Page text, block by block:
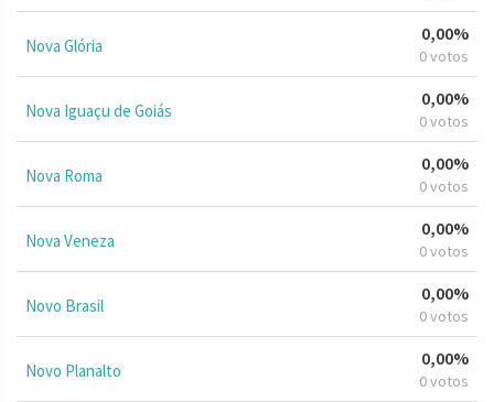
Nova Glória
0,00%
0 votos
Nova Iguaçu de Goiás
0,00%
0 votos
Nova Roma
0,00%
0 votos
Nova Veneza
0,00%
0 votos
Novo Brasil
0,00%
0 votos
Novo Planalto
0,00%
0 votos